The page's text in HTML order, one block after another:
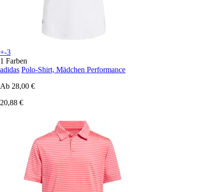
+-3
1 Farben
adidas Polo-Shirt, Mädchen Performance
Ab 28,00 €
20,88 €